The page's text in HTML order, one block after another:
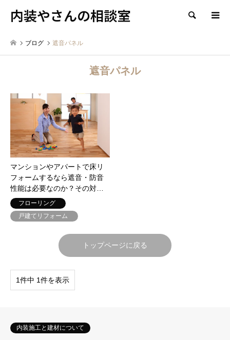
内装やさんの相談室 検索
ブログ 遮音パネル
遮音パネル
マンションやアパートで床リ
フォームするなら遮音・防音
性能は必要なのか？その対…
フローリング
戸建てリフォーム
トップページに戻る
1件中 1件を表示
内装施工と建材について